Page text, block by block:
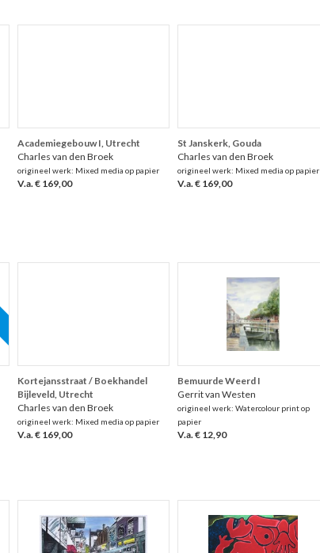
Academiegebouw I, Utrecht
Charles van den Broek
origineel werk: Mixed media op papier
V.a. € 169,00
St Janskerk, Gouda
Charles van den Broek
origineel werk: Mixed media op papier
V.a. € 169,00
Kortejansstraat / Boekhandel
Bijleveld, Utrecht
Charles van den Broek
origineel werk: Mixed media op papier
V.a. € 169,00
Bemuurde Weerd I
Gerrit van Westen
origineel werk: Watercolour print op
papier
V.a. € 12,90